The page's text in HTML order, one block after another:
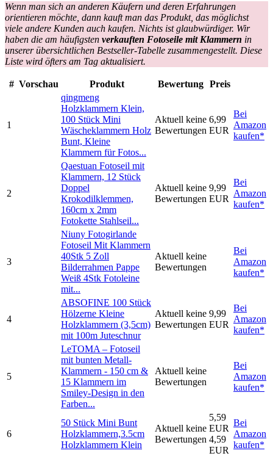
Wenn man sich an anderen Käufern und deren Erfahrungen
orientieren möchte, dann kauft man das Produkt, das möglichst
viele andere Kunden auch kaufen. Nichts ist glaubwürdiger. Wir
haben die am häufigsten verkauften Fotoseile mit Klammern in
unserer übersichtlichen Bestseller-Tabelle zusammengestellt. Diese
Liste wird öfters am Tag aktualisiert.
# Vorschau Produkt Bewertung Preis
1
qingmeng
Holzklammern Klein,
100 Stück Mini
Wäscheklammern Holz
Bunt, Kleine
Klammern für Fotos...
Aktuell keine
Bewertungen
6,99
EUR
Bei
Amazon
kaufen*
2
Qaestuan Fotoseil mit
Klammern, 12 Stück
Doppel
Krokodilklemmen,
160cm x 2mm
Fotokette Stahlseil...
Aktuell keine
Bewertungen
9,99
EUR
Bei
Amazon
kaufen*
3
Niuny Fotogirlande
Fotoseil Mit Klammern
40Stk 5 Zoll
Bilderrahmen Pappe
Weiß 4Stk Fotoleine
mit...
Aktuell keine
Bewertungen
Bei
Amazon
kaufen*
4
ABSOFINE 100 Stück
Hölzerne Kleine
Holzklammern (3,5cm)
mit 100m Juteschnur
Aktuell keine
Bewertungen
9,99
EUR
Bei
Amazon
kaufen*
5
LeTOMA – Fotoseil
mit bunten Metall-
Klammern - 150 cm &
15 Klammern im
Smiley-Design in den
Farben...
Aktuell keine
Bewertungen
Bei
Amazon
kaufen*
6
50 Stück Mini Bunt
Holzklammern,3.5cm
Holzklammern Klein
Aktuell keine
Bewertungen
5,59
EUR
4,59
EUR
Bei
Amazon
kaufen*